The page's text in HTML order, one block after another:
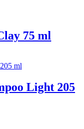
75 ml
Light 205